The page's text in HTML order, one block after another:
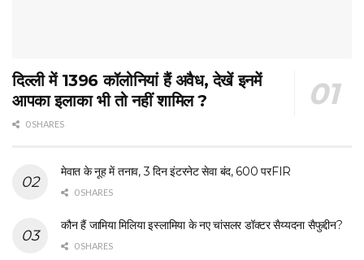
दिल्ली में 1396 कॉलोनियां हैं अवैध, देखें इनमें
आपका इलाका भी तो नहीं शामिल ?
0 SHARES
मेवात के नूह में तनाव, 3 दिन इंटरनेट सेवा बंद, 600 परFIR
0 SHARES
कौन हैं जामिया मिलिया इस्लामिया के नए चांसलर डॉक्टर सैय्यदना सैफुद्दीन?
0 SHARES